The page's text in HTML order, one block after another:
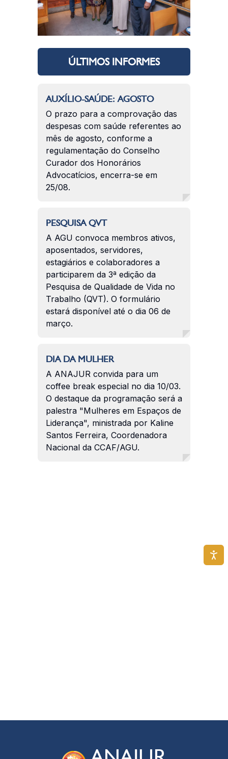
ÚLTIMOS INFORMES
AUXÍLIO-SAÚDE: AGOSTO
O prazo para a comprovação das
despesas com saúde referentes ao
mês de agosto, conforme a
regulamentação do Conselho
Curador dos Honorários
Advocatícios, encerra-se em
25/08.
PESQUISA QVT
A AGU convoca membros ativos,
aposentados, servidores,
estagiários e colaboradores a
participarem da 3ª edição da
Pesquisa de Qualidade de Vida no
Trabalho (QVT). O formulário
estará disponível até o dia 06 de
março.
DIA DA MULHER
A ANAJUR convida para um
coffee break especial no dia 10/03.
O destaque da programação será a
palestra "Mulheres em Espaços de
Liderança", ministrada por Kaline
Santos Ferreira, Coordenadora
Nacional da CCAF/AGU.